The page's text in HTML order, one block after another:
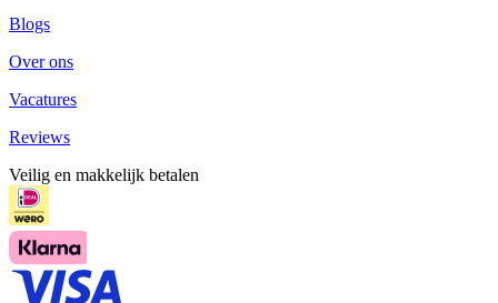
Blogs
Over ons
Vacatures
Reviews
Veilig en makkelijk betalen